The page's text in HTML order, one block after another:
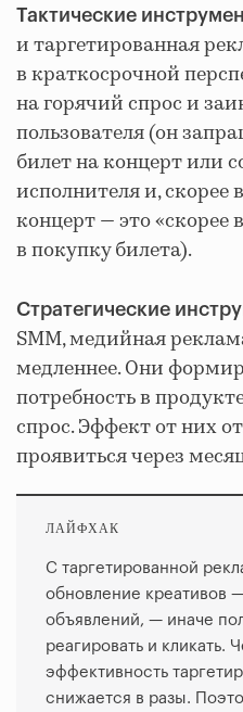
Тактические
и таргетированная
в краткосрочной
на горячий спрос и
пользователя (он
билет на концерт или
исполнителя и, скорее
концерт — это «скорее
в покупку билета).
Стратегические
SMM, медийная
медленнее. Они
потребность в
спрос. Эффект от них
проявиться через
ЛАЙФХАК
С таргетированной
обновление креативов
объявлений, — иначе
реагировать и кликать.
эффективность
снижается в разы.